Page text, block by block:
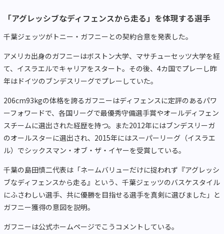
「アグレッシブなディフェンスから走る」を体現する選手
千葉ジェッツがトニー・ガフニーとの契約合意を発表した。
アメリカ出身のガフニーはボストン大学、マサチューセッツ大学を経
て、イスラエルでキャリアをスタート。その後、4カ国でプレーし昨
年はドイツのブンデスリーグでプレーしていた。
206cm93kgの体格を誇るガフニーはディフェンスに定評のあるパワ
ーフォワードで、各国リーグで最優秀守備選手賞やオールディフェン
スチームに選出された経歴を持つ。また2012年にはブンデスリーガ
のオールスターに選出され、2015年にはスーパーリーグ（イスラエ
ル）でシックスマン・オブ・ザ・イヤーを受賞している。
千葉の島田慎二代表は「ネームバリューだけに捉われず『アグレッシ
ブなディフェンスから走る』という、千葉ジェッツのバスケスタイル
にふさわしい選手、共に優勝を目指せる選手を真剣に選びました」と
ガフニー獲得の意図を説明。
ガフニーは公式ホームページでこうコメントしている。